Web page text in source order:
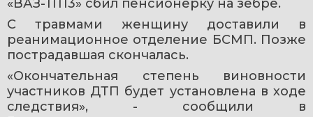
«ВАЗ-11113» сбил пенсионерку на зебре.
С травмами женщину доставили в
реанимационное отделение БСМП. Позже
пострадавшая скончалась.
«Окончательная степень виновности
участников ДТП будет установлена в ходе
следствия», - сообщили в